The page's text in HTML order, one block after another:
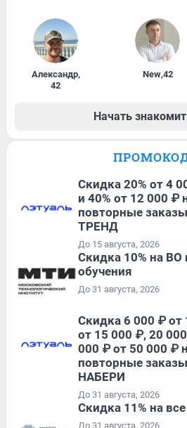
Александр,
42
New,42
Начать
Скидка 20% от 4
и 40% от 12 000 ₽
повторные
ТРЕНД
До 15 августа, 2026
Скидка 10% на
обучения
До 31 августа, 2026
Скидка 6 000 ₽ от
от 15 000 ₽, 20
000 ₽ от 50 000 ₽
повторные
НАБЕРИ
До 31 августа, 2026
Скидка 11% на
До 31 августа, 2026